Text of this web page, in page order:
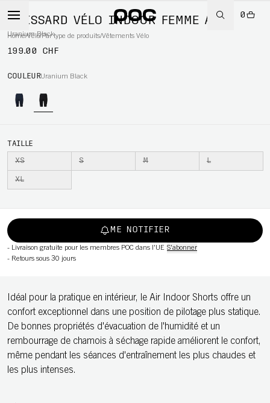
0
Home/Vélo/Par type de produits/Vêtements Vélo
CUISSARD VÉLO INDOOR FEMME AIR
Uranium Black
199.00 CHF
COULEURUranium Black
TAILLE
XS S M L
XL
ME NOTIFIER
- Livraison gratuite pour les membres POC dans l'UE S'abonner
- Retours sous 30 jours
Idéal pour la pratique en intérieur, le Air Indoor Shorts offre un
confort exceptionnel dans une position de pilotage plus statique.
De bonnes propriétés d'évacuation de l'humidité et un
rembourrage de chamois à séchage rapide améliorent le confort,
même pendant les séances d'entraînement les plus chaudes et
les plus intenses.